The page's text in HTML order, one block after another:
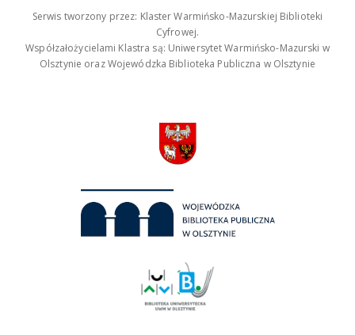
Serwis tworzony przez: Klaster Warmińsko-Mazurskiej Biblioteki
Cyfrowej.
Współzałożycielami Klastra są: Uniwersytet Warmińsko-Mazurski w
Olsztynie oraz Wojewódzka Biblioteka Publiczna w Olsztynie